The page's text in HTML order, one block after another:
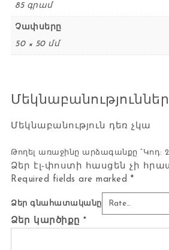
85 գրամ
Չափսերը
50 × 50 մմ
Մեկնաբանություններ
Մեկնաբանություն դեռ չկա
Թողել առաջինը արձագանքը “Կոդ:
Ձեր էլ-փոստի հասցեն չի
Required fields are marked *
Ձեր գնահատականը
Ձեր կարծիքը*